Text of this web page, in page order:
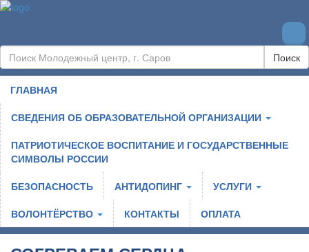
Поиск
ГЛАВНАЯ
СВЕДЕНИЯ ОБ ОБРАЗОВАТЕЛЬНОЙ ОРГАНИЗАЦИИ
ПАТРИОТИЧЕСКОЕ ВОСПИТАНИЕ И ГОСУДАРСТВЕННЫЕ
СИМВОЛЫ РОССИИ
БЕЗОПАСНОСТЬ
АНТИДОПИНГ
УСЛУГИ
ВОЛОНТЁРСТВО
КОНТАКТЫ ОПЛАТА